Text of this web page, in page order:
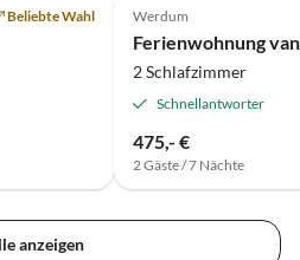
Beliebte Wahl Werdum
Ferienwohnung
2 Schlafzimmer
Schnellantworter
475,- €
2 Gäste / 7 Nächte
anzeigen